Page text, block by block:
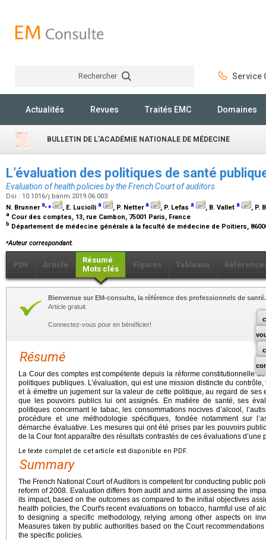
Rechercher Service
Actualités Revues Traités EMC Domaines
BULLETIN DE L'ACADÉMIE NATIONALE DE MÉDECINE
L’évaluation des politiques de santé
Evaluation of health policies by the French Court of auditors
Doi : 10.1016/j.banm.2019.06.003
N. Brunnera,⁎ , E. Luciolli a , P. Nettera , P. Lefas a , B. Vallet a , P.
a Cour des comptes, 13, rue Cambon, 75001 Paris, France
b Département de médecine générale à la faculté de médecine de Poitiers,
⁎Auteur correspondant.
PDF Article
Résumé
Mots clés
Figures Tableaux
Bienvenue sur EM-consulte, la référence des professionnels de santé.
Article gratuit.
Connectez-vous pour en bénéficier!
Résumé
La Cour des comptes est compétente depuis la réforme constitutionnelle
politiques publiques. L’évaluation, qui est une mission distincte du
et à émettre un jugement sur la valeur de cette politique, au regard de ses
que les pouvoirs publics lui ont assignés. En matière de santé, ses
politiques concernant le tabac, les consommations nocives d’alcool,
procédure et une méthodologie spécifiques, fondée notamment sur
démarche évaluative. Les mesures qui ont été prises par les pouvoirs
de la Cour font apparaître des résultats contrastés de ces évaluations d’une
Le texte complet de cet article est disponible en PDF.
Summary
The French National Court of Auditors is competent for conducting public
reform of 2008. Evaluation differs from audit and aims at assessing the
its impact, based on the outcomes as compared to the initial objectives
health policies, the Court's recent evaluations on tobacco, harmful use of
to designing a specific methodology, relying among other aspects on
Measures taken by public authorities based on the Court
the specific policies.